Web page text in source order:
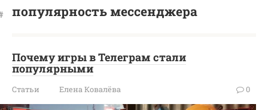
популярность мессенджера
Почему игры в Телеграм стали
популярными
Статьи Елена Ковалёва 0